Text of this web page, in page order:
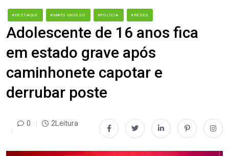
#DESTAQUE #MATO GROSSO #POLÍCIA #REDES
Adolescente de 16 anos fica
em estado grave após
caminhonete capotar e
derrubar poste
0 2Leitura